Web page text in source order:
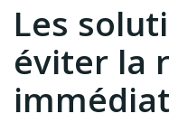
Les
éviter la